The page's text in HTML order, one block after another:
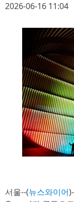
2026-06-16 11:04
서울--(뉴스와이어